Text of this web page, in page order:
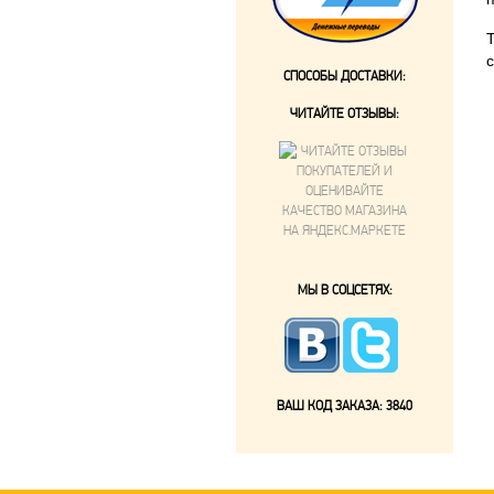
СПОСОБЫ ДОСТАВКИ:
ЧИТАЙТЕ ОТЗЫВЫ:
МЫ В СОЦСЕТЯХ:
ВАШ КОД ЗАКАЗА: 3840